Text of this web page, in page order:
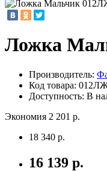
Ложка
Производитель:
Код товара:
Доступность: В
Экономия 2 201 р.
18 340 р.
16 139 р.